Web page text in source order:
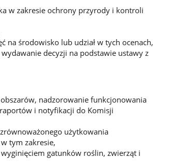
w zakresie ochrony przyrody i kontroli
na środowisko lub udział w tych ocenach,
decyzji na podstawie ustawy z
nadzorowanie funkcjonowania
i notyfikacji do Komisji
użytkowania
tym zakresie,
gatunków roślin, zwierząt i